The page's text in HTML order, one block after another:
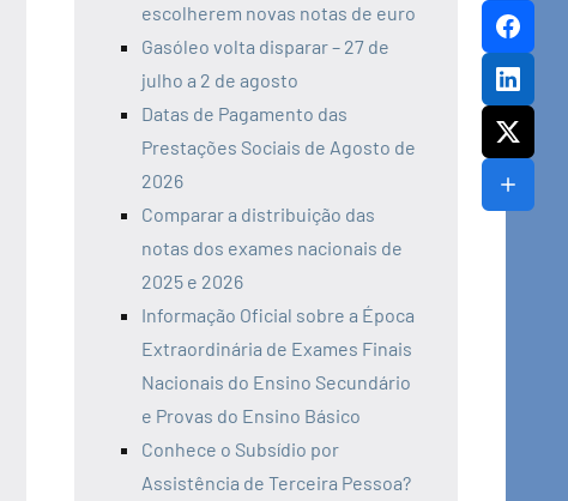
escolherem novas notas de euro
Gasóleo volta disparar – 27 de
julho a 2 de agosto
Datas de Pagamento das
Prestações Sociais de Agosto de
2026
Comparar a distribuição das
notas dos exames nacionais de
2025 e 2026
Informação Oficial sobre a Época
Extraordinária de Exames Finais
Nacionais do Ensino Secundário
e Provas do Ensino Básico
Conhece o Subsídio por
Assistência de Terceira Pessoa?